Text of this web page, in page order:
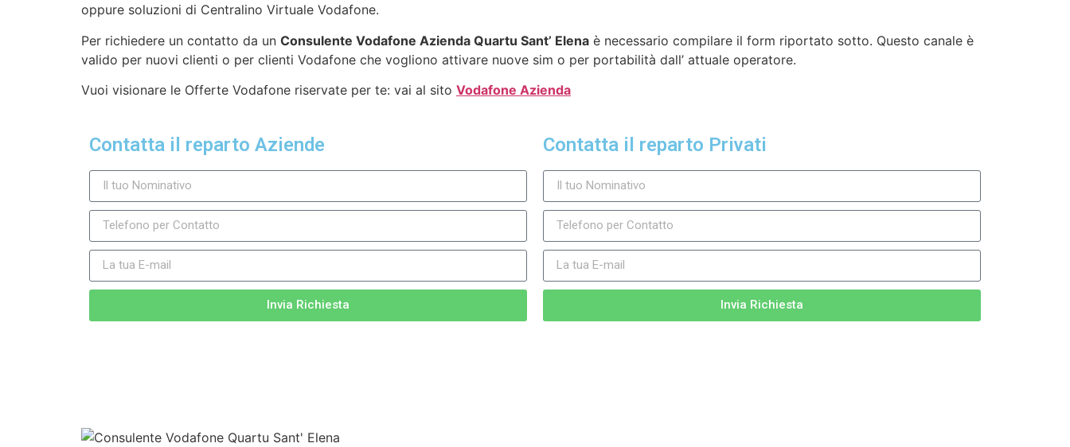
oppure soluzioni di Centralino Virtuale Vodafone.
Per richiedere un contatto da un Consulente Vodafone Azienda Quartu Sant’ Elena è necessario compilare il form riportato sotto. Questo canale è
valido per nuovi clienti o per clienti Vodafone che vogliono attivare nuove sim o per portabilità dall’ attuale operatore.
Vuoi visionare le Offerte Vodafone riservate per te: vai al sito Vodafone Azienda
Contatta il reparto Aziende
Invia Richiesta
Contatta il reparto Privati
Invia Richiesta